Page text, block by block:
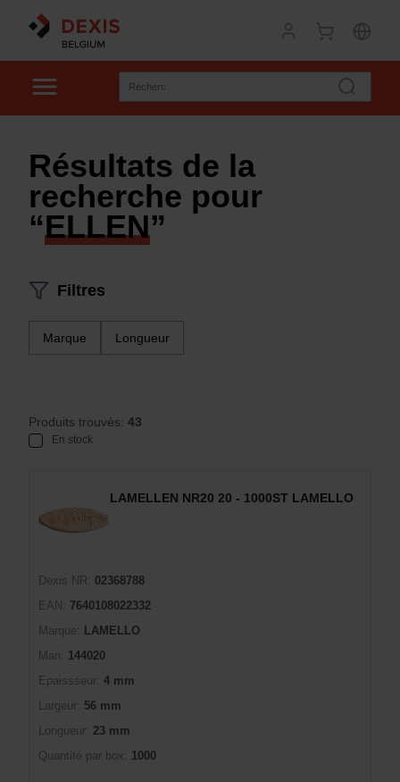
Résultats de la
recherche pour
“ELLEN”
Filtres
Marque Longueur
Produits trouvés: 43
En stock
LAMELLEN NR20 20 - 1000ST LAMELLO
Dexis NR:
02368788
EAN:
7640108022332
Marque:
LAMELLO
Man:
144020
Epaissseur: 4 mm
Largeur: 56 mm
Longueur: 23 mm
Quantité par box:
1000